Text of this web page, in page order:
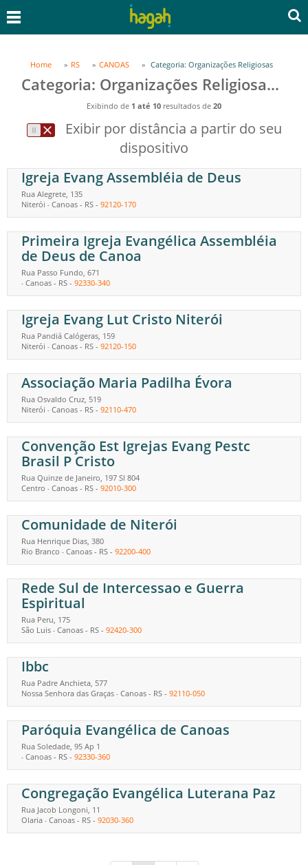
Home RS CANOAS Categoria: Organizações Religiosas
Categoria: Organizações Religiosas em CANOAS, RS
Exibindo de 1 até 10 resultados de 20
Exibir por distância a partir do seu
dispositivo
Igreja Evang Assembléia de Deus
Rua Alegrete, 135
Niterói - Canoas - RS - 92120-170
Primeira Igreja Evangélica Assembléia
de Deus de Canoa
Rua Passo Fundo, 671
- Canoas - RS - 92330-340
Igreja Evang Lut Cristo Niterói
Rua Pandiá Calógeras, 159
Niterói - Canoas - RS - 92120-150
Associação Maria Padilha Évora
Rua Osvaldo Cruz, 519
Niterói - Canoas - RS - 92110-470
Convenção Est Igrejas Evang Pestc
Brasil P Cristo
Rua Quinze de Janeiro, 197 Sl 804
Centro - Canoas - RS - 92010-300
Comunidade de Niterói
Rua Henrique Dias, 380
Rio Branco - Canoas - RS - 92200-400
Rede Sul de Intercessao e Guerra
Espiritual
Rua Peru, 175
São Luis - Canoas - RS - 92420-300
Ibbc
Rua Padre Anchieta, 577
Nossa Senhora das Graças - Canoas - RS - 92110-050
Paróquia Evangélica de Canoas
Rua Soledade, 95 Ap 1
- Canoas - RS - 92330-360
Congregação Evangélica Luterana Paz
Rua Jacob Longoni, 11
Olaria - Canoas - RS - 92030-360